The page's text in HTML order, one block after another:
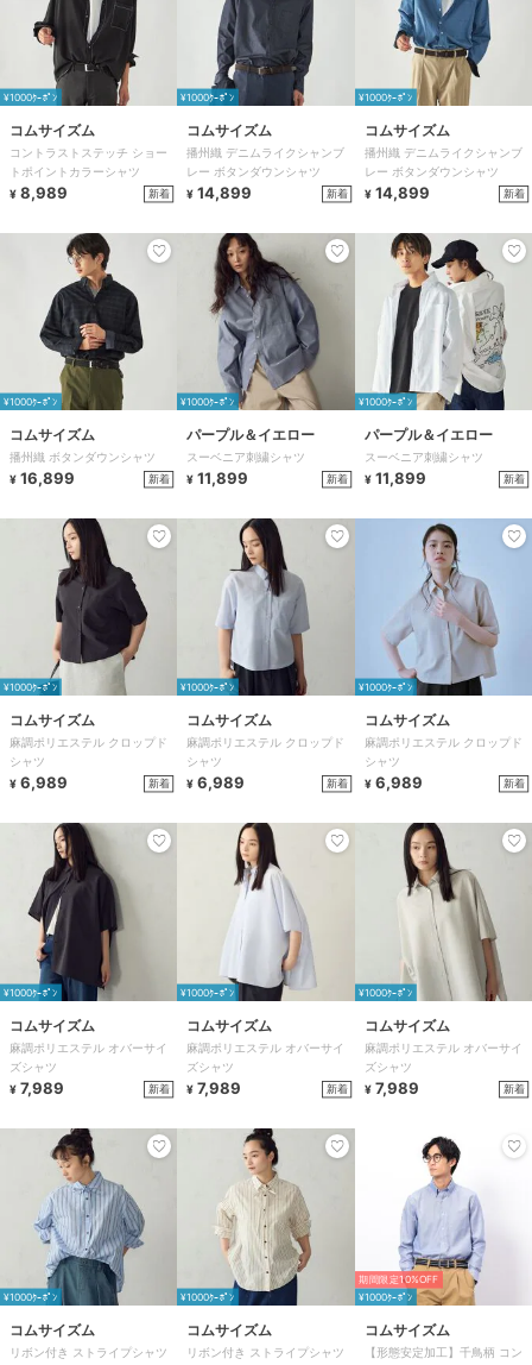
¥1000ｸｰﾎﾟﾝ
コムサイズム
コントラストステッチ ショー
トポイントカラーシャツ
¥ 8,989 新着
¥1000ｸｰﾎﾟﾝ
コムサイズム
播州織 デニムライクシャンブ
レー ボタンダウンシャツ
¥ 14,899 新着
¥1000ｸｰﾎﾟﾝ
コムサイズム
播州織 デニムライクシャンブ
レー ボタンダウンシャツ
¥ 14,899 新着
¥1000ｸｰﾎﾟﾝ
コムサイズム
播州織 ボタンダウンシャツ
¥ 16,899 新着
¥1000ｸｰﾎﾟﾝ
パープル＆イエロー
スーベニア刺繍シャツ
¥ 11,899 新着
¥1000ｸｰﾎﾟﾝ
パープル＆イエロー
スーベニア刺繍シャツ
¥ 11,899 新着
¥1000ｸｰﾎﾟﾝ
コムサイズム
麻調ポリエステル クロップド
シャツ
¥ 6,989 新着
¥1000ｸｰﾎﾟﾝ
コムサイズム
麻調ポリエステル クロップド
シャツ
¥ 6,989 新着
¥1000ｸｰﾎﾟﾝ
コムサイズム
麻調ポリエステル クロップド
シャツ
¥ 6,989 新着
¥1000ｸｰﾎﾟﾝ
コムサイズム
麻調ポリエステル オバーサイ
ズシャツ
¥ 7,989 新着
¥1000ｸｰﾎﾟﾝ
コムサイズム
麻調ポリエステル オバーサイ
ズシャツ
¥ 7,989 新着
¥1000ｸｰﾎﾟﾝ
コムサイズム
麻調ポリエステル オバーサイ
ズシャツ
¥ 7,989 新着
¥1000ｸｰﾎﾟﾝ
コムサイズム
リボン付き ストライプシャツ
¥1000ｸｰﾎﾟﾝ
コムサイズム
リボン付き ストライプシャツ
期間限定10%OFF
¥1000ｸｰﾎﾟﾝ
コムサイズム
【形態安定加工】千鳥柄 コン